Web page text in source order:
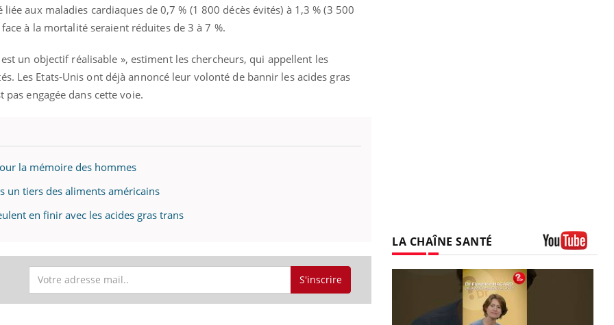
aux maladies cardiaques de 0,7 % (1 800 décès évités) à 1,3 % (3 500
à la mortalité seraient réduites de 3 à 7 %.
un objectif réalisable », estiment les chercheurs, qui appellent les
Les Etats-Unis ont déjà annoncé leur volonté de bannir les acides gras
pas engagée dans cette voie.
la mémoire des hommes
un tiers des aliments américains
en finir avec les acides gras trans
S'inscrire
LA CHAÎNE SANTÉ
en fer : comprendre pour